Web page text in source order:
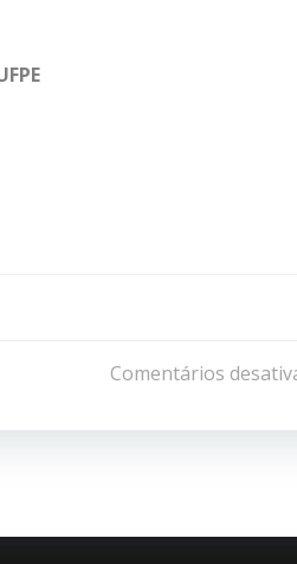
de
Comentários